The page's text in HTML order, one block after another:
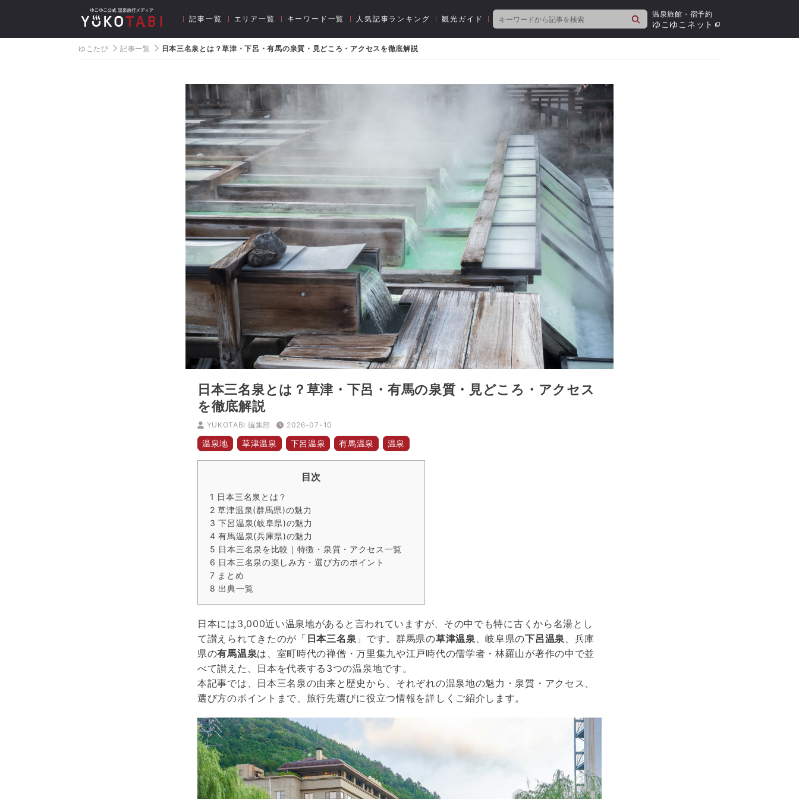
記事一覧 エリア一覧 キーワード一覧 人気記事ランキング 観光ガイド
検
索
温泉旅館・宿予約
ゆこゆこネット
ゆこたび 記事一覧 日本三名泉とは？草津・下呂・有馬の泉質・見どころ・アクセスを徹底解説
日本三名泉とは？草津・下呂・有馬の泉質・見どころ・アクセス
を徹底解説
YUKOTABI 編集部 2026-07-10
温泉地 草津温泉 下呂温泉 有馬温泉 温泉
目次
1 日本三名泉とは？
2 草津温泉(群馬県)の魅力
3 下呂温泉(岐阜県)の魅力
4 有馬温泉(兵庫県)の魅力
5 日本三名泉を比較｜特徴・泉質・アクセス一覧
6 日本三名泉の楽しみ方・選び方のポイント
7 まとめ
8 出典一覧
日本には3,000近い温泉地があると言われていますが、その中でも特に古くから名湯とし
て讃えられてきたのが「 日本三名泉 」です。群馬県の草津温泉、岐阜県の下呂温泉、兵庫
県の有馬温泉は、室町時代の禅僧・万里集九や江戸時代の儒学者・林羅山が著作の中で並
べて讃えた、日本を代表する3つの温泉地です。
本記事では、日本三名泉の由来と歴史から、それぞれの温泉地の魅力・泉質・アクセス、
選び方のポイントまで、旅行先選びに役立つ情報を詳しくご紹介します。